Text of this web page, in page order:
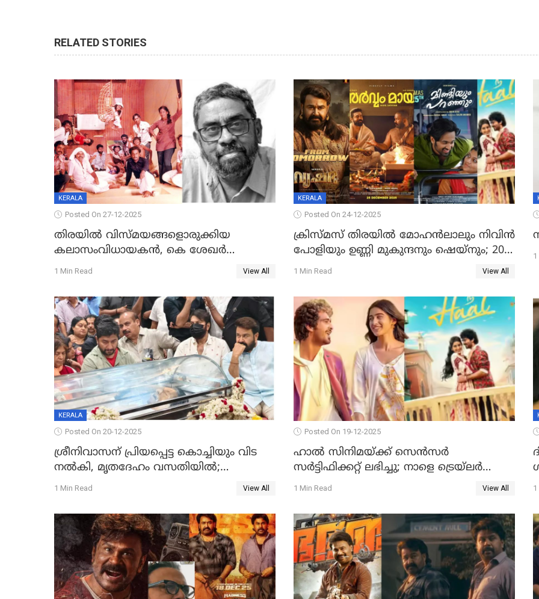
RELATED STORIES
KERALA
Posted On 27-12-2025
തിരയിൽ വിസ്മയങ്ങളൊരുക്കിയ
കലാസംവിധായകന്‍, കെ ശേഖര്‍
അന്തരിച്ചു
1 Min Read View All
KERALA
Posted On 24-12-2025
ക്രിസ്മസ് തിരയിൽ മോഹൻലാലും നിവിൻ
പോളിയും ഉണ്ണി മുകുന്ദനും ഷെയ്‌നും; 200
കോടി മുടക്കിയെത്തുന്ന വൃഷഭയുൾപ്പെടെ
1 Min Read View All
1
KERALA
Posted On 20-12-2025
ശ്രീനിവാസന് പ്രിയപ്പെട്ട കൊച്ചിയും വിട
നൽകി, മൃതദേഹം വസതിയിൽ;
സംസ്കാരം നാളെ
1 Min Read View All
Posted On 19-12-2025
ഹാല്‍ സിനിമയ്ക്ക് സെന്‍സര്‍
സര്‍ട്ടിഫിക്കറ്റ് ലഭിച്ചു; നാളെ ട്രെയ്ലര്‍
പുറത്ത് വിടും
1 Min Read View All 1